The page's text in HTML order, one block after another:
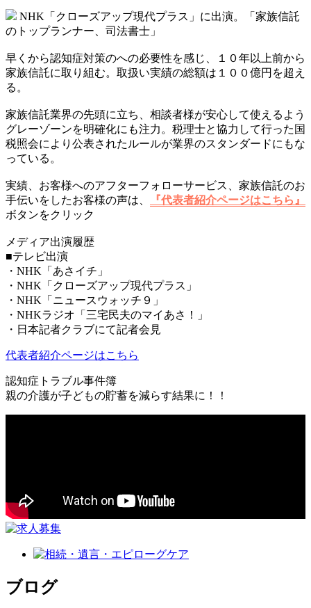
NHK「クローズアップ現代プラス」に出演。「家族信託
のトップランナー、司法書士」
早くから認知症対策のへの必要性を感じ、１０年以上前から
家族信託に取り組む。取扱い実績の総額は１００億円を超え
る。
家族信託業界の先頭に立ち、相談者様が安心して使えるよう
グレーゾーンを明確化にも注力。税理士と協力して行った国
税照会により公表されたルールが業界のスタンダードにもな
っている。
実績、お客様へのアフターフォローサービス、家族信託のお
手伝いをしたお客様の声は、
『代表者紹介ページはこちら』
ボタンをクリック
メディア出演履歴
■テレビ出演
・NHK「あさイチ」
・NHK「クローズアップ現代プラス」
・NHK「ニュースウォッチ９」
・NHKラジオ「三宅民夫のマイあさ！」
・日本記者クラブにて記者会見
代表者紹介ページはこちら
認知症トラブル事件簿
親の介護が子どもの貯蓄を減らす結果に！！
ブログ